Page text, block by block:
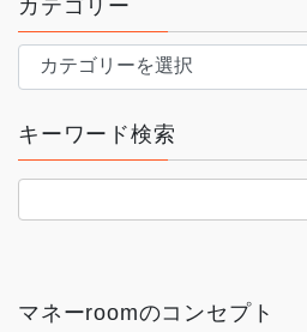
カテゴリー
テ
リ
キーワード検索
マネーroomのコンセプト